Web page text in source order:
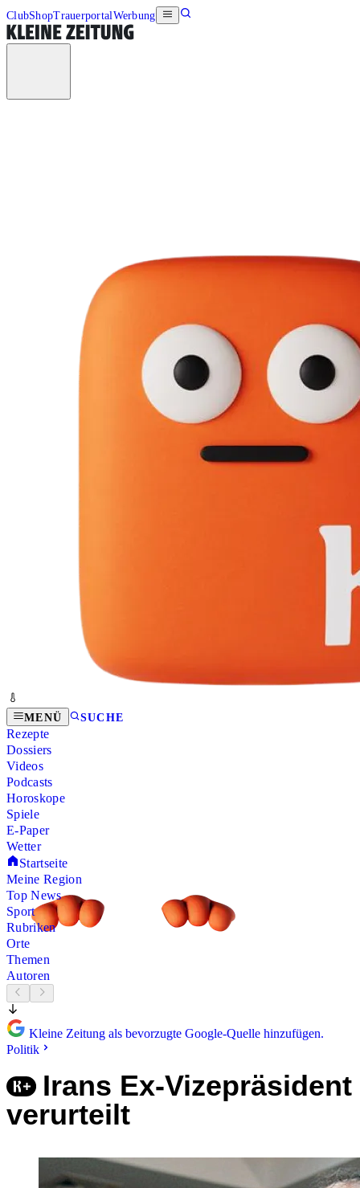
ClubShopTrauerportalWerbung
MENÜ SUCHE
Rezepte
Dossiers
Videos
Podcasts
Horoskope
Spiele
E-Paper
Wetter
Startseite
Meine Region
Top News
Sport
Rubriken
Orte
Themen
Autoren
Kleine Zeitung als bevorzugte Google-Quelle hinzufügen.
Politik
Irans Ex-Vizepräsident
verurteilt